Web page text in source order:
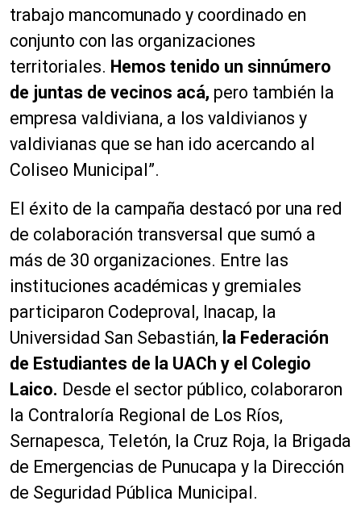
trabajo mancomunado y coordinado en
conjunto con las organizaciones
territoriales. Hemos tenido un sinnúmero
de juntas de vecinos acá, pero también la
empresa valdiviana, a los valdivianos y
valdivianas que se han ido acercando al
Coliseo Municipal”.
El éxito de la campaña destacó por una red
de colaboración transversal que sumó a
más de 30 organizaciones. Entre las
instituciones académicas y gremiales
participaron Codeproval, Inacap, la
Universidad San Sebastián, la Federación
de Estudiantes de la UACh y el Colegio
Laico. Desde el sector público, colaboraron
la Contraloría Regional de Los Ríos,
Sernapesca, Teletón, la Cruz Roja, la Brigada
de Emergencias de Punucapa y la Dirección
de Seguridad Pública Municipal.